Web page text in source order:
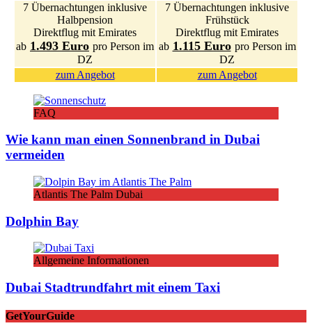
7 Übernachtungen inklusive
Halbpension
Direktflug mit Emirates
ab 1.493 Euro pro Person im
DZ
7 Übernachtungen inklusive
Frühstück
Direktflug mit Emirates
ab 1.115 Euro pro Person im
DZ
zum Angebot
zum Angebot
FAQ
Wie kann man einen Sonnenbrand in Dubai
vermeiden
Atlantis The Palm Dubai
Dolphin Bay
Allgemeine Informationen
Dubai Stadtrundfahrt mit einem Taxi
GetYourGuide